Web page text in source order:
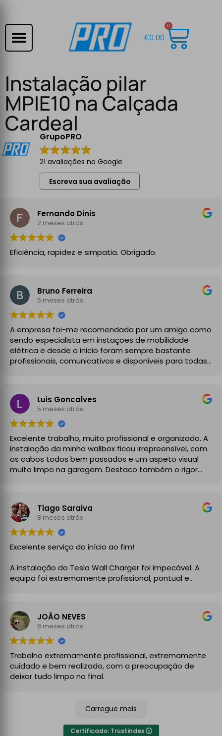
€0.00
0
Instalação pilar
MPIE10 na Calçada
Cardeal
GrupoPRO
21 avaliações no Google
Escreva sua avaliação
Fernando Dinis
2 meses atrás
Eficiência, rapidez e simpatia. Obrigado.
Bruno Ferreira
5 meses atrás
A empresa foi-me recomendada por um amigo como
sendo especialista em instações de mobilidade
elétrica e desde o inicio foram sempre bastante
profissionais, comunicativos e disponiveis para todas
A instalação de tomada reforçada em garagem
partilhada correu na perfeição e nos prazos
combinados, sendo que fizeram toda a limpeza e
explicações necessárias. Recomendado
Luis Goncalves
5 meses atrás
Excelente trabalho, muito profissional e organizado. A
instalação da minha wallbox ficou irrepreensível, com
os cabos todos bem passados e um aspeto visual
muito limpo na garagem. Destaco também o rigor
garantindo toda a segurança e legalidade.
Recomendo vivamente!
Tiago Saraiva
8 meses atrás
Excelente serviço do início ao fim!
A instalação do Tesla Wall Charger foi impecável. A
equipa foi extremamente profissional, pontual e
clareza, aconselharam a melhor solução para a minha
instalação elétrica e executaram o trabalho com
enorme cuidado.
A instalação ficou perfeita, organizada e totalmente
funcional, com atenção aos detalhes e à segurança.
No final, deixaram tudo limpo e testado, pronto a usar.
um serviço de eletricidade de confiança,
especialmente para carregadores de veículos
elétricos. Serviço rápido, eficiente e de alta qualidade.
JOÃO NEVES
8 meses atrás
Trabalho extremamente profissional, extremamente
cuidado e bem realizado, com a preocupação de
deixar tudo limpo no final.
Carregue mais
Certificado: Trustindex